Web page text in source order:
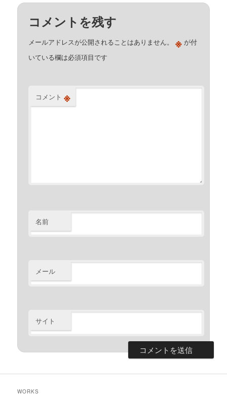
コメントを残す
メールアドレスが公開されることはありません。 ※ が付
いている欄は必須項目です
コメント ※
名前
メール
サイト
WORKS